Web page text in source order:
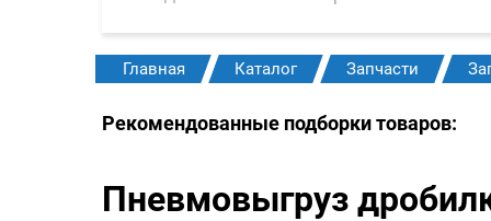
Главная Каталог Запчасти
Рекомендованные подборки товаров:
Пневмовыгруз